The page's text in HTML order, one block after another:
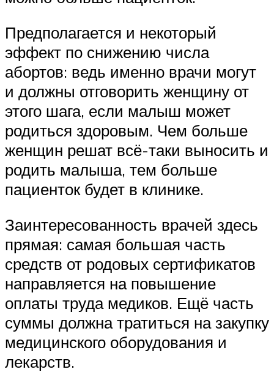
Предполагается и некоторый
эффект по снижению числа
абортов: ведь именно врачи могут
и должны отговорить женщину от
этого шага, если малыш может
родиться здоровым. Чем больше
женщин решат всё-таки выносить и
родить малыша, тем больше
пациенток будет в клинике.
Заинтересованность врачей здесь
прямая: самая большая часть
средств от родовых сертификатов
направляется на повышение
оплаты труда медиков. Ещё часть
суммы должна тратиться на закупку
медицинского оборудования и
лекарств.